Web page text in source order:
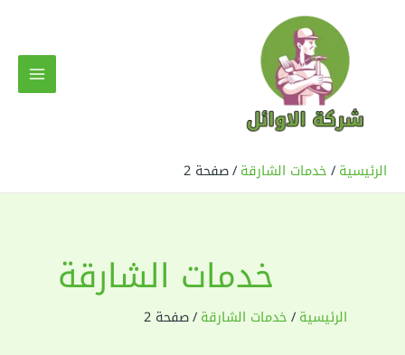
الرئيسية خدمات الشارقة صفحة 2
خدمات الشارقة
الرئيسية خدمات الشارقة صفحة 2